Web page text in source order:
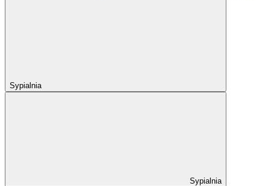
Sypialnia
Sypialnia